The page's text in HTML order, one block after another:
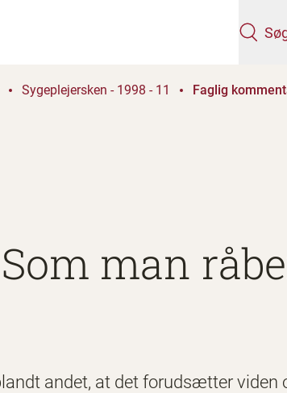
Sygeplejersken - 1998 - 11 Faglig
man
andet, at det forudsætter viden